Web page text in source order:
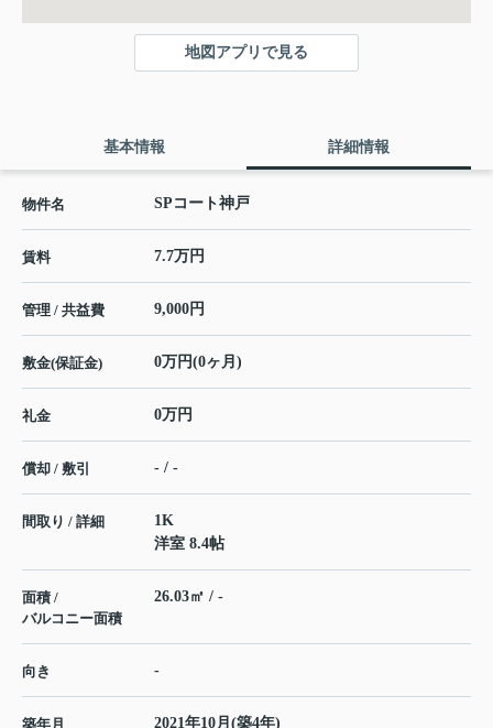
地図アプリで見る
基本情報 詳細情報
物件名 SPコート神戸
賃料 7.7万円
管理 / 共益費 9,000円
敷金(保証金) 0万円(0ヶ月)
礼金 0万円
償却 / 敷引 - / -
間取り / 詳細
1K
洋室 8.4帖
面積 /
バルコニー面積
26.03㎡ / -
向き -
築年月 2021年10月(築4年)